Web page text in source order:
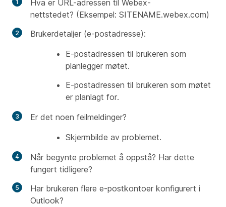
Hva er URL-adressen til Webex-
nettstedet? (Eksempel: SITENAME.webex.com)
Brukerdetaljer (e-postadresse):
E-postadressen til brukeren som
planlegger møtet.
E-postadressen til brukeren som møtet
er planlagt for.
Er det noen feilmeldinger?
Skjermbilde av problemet.
Når begynte problemet å oppstå? Har dette
fungert tidligere?
Har brukeren flere e-postkontoer konfigurert i
Outlook?